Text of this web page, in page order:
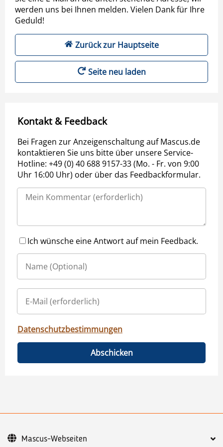
werden uns bei Ihnen melden. Vielen Dank für Ihre
Geduld!
Zurück zur Hauptseite
Seite neu laden
Kontakt & Feedback
Bei Fragen zur Anzeigenschaltung auf Mascus.de
kontaktieren Sie uns bitte über unsere Service-
Hotline: +49 (0) 40 688 9157-33 (Mo. - Fr. von 9:00
Uhr 16:00 Uhr) oder über das Feedbackformular.
Ich wünsche eine Antwort auf mein Feedback.
Datenschutzbestimmungen
Abschicken
Mascus-Webseiten